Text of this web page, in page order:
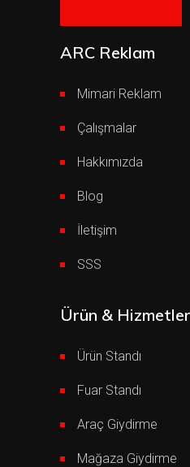
ARC Reklam
Mimari Reklam
Çalışmalar
Hakkımızda
Blog
İletişim
SSS
Ürün & Hizmetler
Ürün Standı
Fuar Standı
Araç Giydirme
Mağaza Giydirme